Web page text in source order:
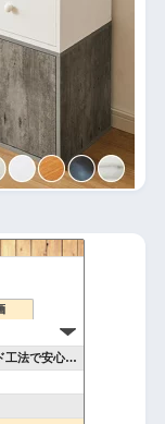
リアショップ
で安心住宅‐